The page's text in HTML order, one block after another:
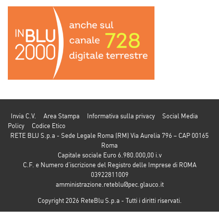
Invia C.V. Area Stampa Informativa sulla privacy
Social Media
Policy
Codice Etico
RETE BLU S.p.a - Sede Legale Roma (RM) Via Aurelia 796 – CAP 00165
Roma
Capitale sociale Euro 6.980.000,00 i.v
C.F. e Numero d’iscrizione del Registro delle Imprese di ROMA
03922811009
amministrazione.reteblu@pec.glauco.it
Copyright 2026 ReteBlu S.p.a - Tutti i diritti riservati.